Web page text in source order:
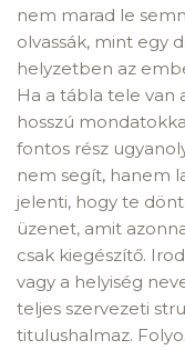
nem marad le
olvassák, mint egy
helyzetben az
Ha a tábla tele van
hosszú
fontos rész
nem segít, hanem
jelenti, hogy te
üzenet, amit
csak kiegészítő.
vagy a helyiség
teljes szervezeti
titulushalmaz.